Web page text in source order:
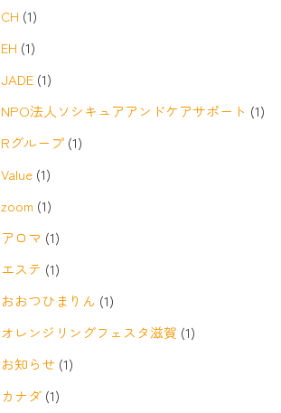
CH (1)
EH (1)
JADE (1)
NPO法人ソシキュアアンドケアサポート (1)
Rグループ (1)
Value (1)
zoom (1)
アロマ (1)
エステ (1)
おおつひまりん (1)
オレンジリングフェスタ滋賀 (1)
お知らせ (1)
カナダ (1)